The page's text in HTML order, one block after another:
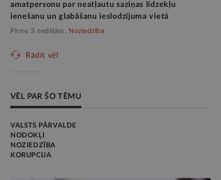
amatpersonu par neatļautu saziņas līdzekļu
ienešanu un glabāšanu ieslodzījuma vietā
Pirms 3 nedēļām, Noziedzība
Rādīt vēl
VĒL PAR ŠO TĒMU
VALSTS PĀRVALDE
NODOKĻI
NOZIEDZĪBA
KORUPCIJA